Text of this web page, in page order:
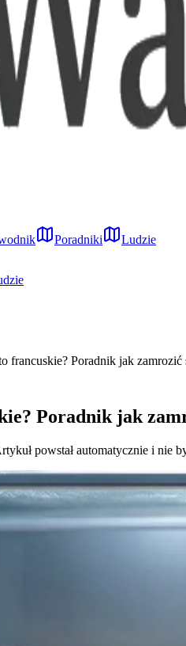
Poradniki
Ludzie
francuskie? Poradnik jak zamrozić
Poradnik jak
powstał automatycznie i nie